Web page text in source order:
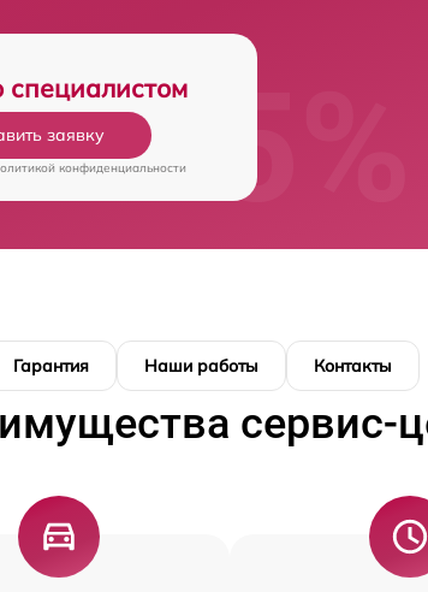
специалистом
заявку
конфиденциальности
Гарантия Наши работы Контакты
сервис-